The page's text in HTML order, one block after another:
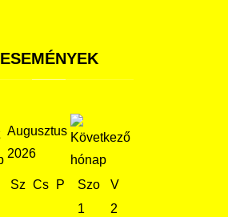
ESEMÉNYEK
Augusztus
2026
Sz Cs P Szo
V
1
2